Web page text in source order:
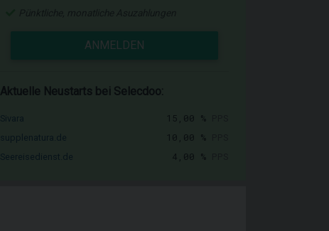
ANMELDEN
Aktuelle Neustarts bei Selecdoo:
15,00 %
10,00 %
4,00 %